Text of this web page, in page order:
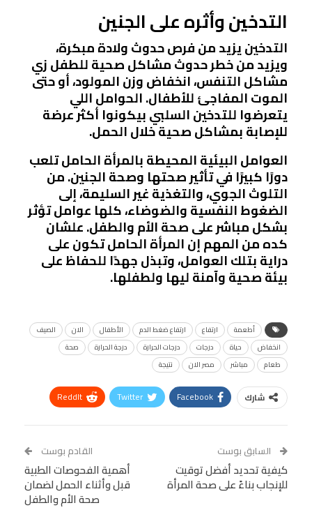
التدخين وأثره على الجنين
التدخين يزيد من فرص حدوث ولادة مبكرة،
ويزيد من خطر حدوث مشاكل صحية للطفل زي
مشاكل التنفس، انخفاض وزن المولود، أو حتى
الموت المفاجئ للأطفال. الحوامل اللي
يتعرضوا للتدخين السلبي بيكونوا أكثر عرضة
للإصابة بمشاكل صحية خلال الحمل.
العوامل البيئية المحيطة بالمرأة الحامل تلعب
دورًا كبيرًا في تأثير صحتها وصحة الجنين. من
التلوث الجوي، والتغذية غير السليمة، إلى
الضغوط النفسية والضوضاء، كلها عوامل تؤثر
بشكل مباشر على صحة الأم والطفل. علشان
كده من المهم إن المرأة الحامل تكون على
دراية بتلك العوامل، وتبذل جهدًا للحفاظ على
بيئة صحية وآمنة ليها ولطفلها.
أطعمة ارتفاع ارتفاع ضغط الدم الأطفال الان
الصيف
انخفاض
حياة درجات درجات الحرارة درجة الحرارة
صحة
طعام
مباشر مصر الان نتيجة
شارك Facebook
Twitter
ReddIt
Tumblr
البريد الإلكتروني
StumbleUpon
VK
Digg
LINE
BlackBerry
Viber
السابق بوست
كيفية تحديد أفضل توقيت
للإنجاب بناءً على صحة المرأة
القادم بوست
أهمية الفحوصات الطبية
قبل وأثناء الحمل لضمان
صحة الأم والطفل